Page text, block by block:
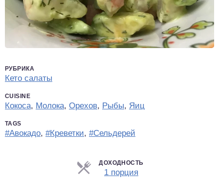
РУБРИКА
Кето салаты
CUISINE
Кокоса, Молока, Орехов, Рыбы, Яиц
TAGS
#Авокадо, #Креветки, #Сельдерей
ДОХОДНОСТЬ
1 порция